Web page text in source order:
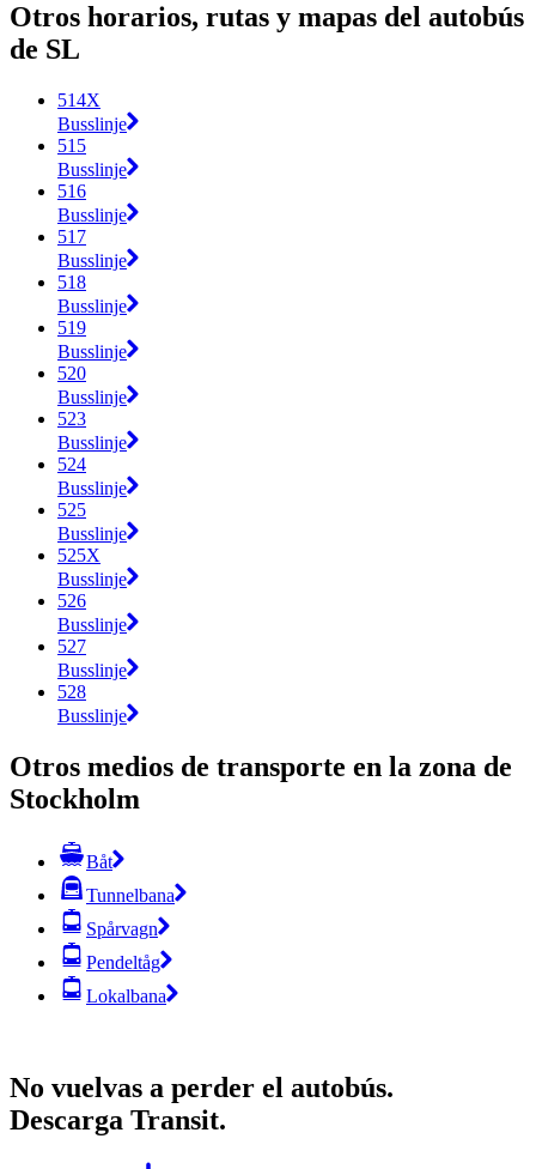
Otros horarios, rutas y mapas del autobús
de SL
514X
Busslinje
515
Busslinje
516
Busslinje
517
Busslinje
518
Busslinje
519
Busslinje
520
Busslinje
523
Busslinje
524
Busslinje
525
Busslinje
525X
Busslinje
526
Busslinje
527
Busslinje
528
Busslinje
Otros medios de transporte en la zona de
Stockholm
Båt
Tunnelbana
Spårvagn
Pendeltåg
Lokalbana
No vuelvas a perder el autobús.
Descarga Transit.